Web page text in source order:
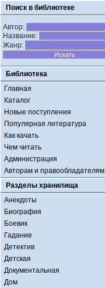
Поиск в библиотеке
Автор:
Название:
Жанр:
Библиотека
Главная
Каталог
Новые поступления
Популярная литература
Как качать
Чем читать
Администрация
Авторам и правообладателям
Разделы хранилища
Анекдоты
Биография
Боевик
Гадание
Детектив
Детская
Документальная
Дом